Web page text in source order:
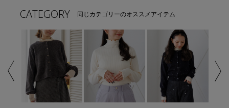
CATEGORY 同じカテゴリーのオススメアイテム